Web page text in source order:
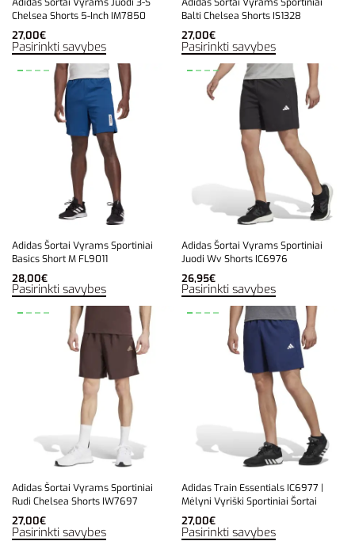
Adidas Šortai Vyrams Juodi 3-S
Chelsea Shorts 5-Inch IM7850
27,00€
Pasirinkti savybes
Adidas Šortai Vyrams Sportiniai
Balti Chelsea Shorts IS1328
27,00€
Pasirinkti savybes
Adidas Šortai Vyrams Sportiniai
Basics Short M FL9011
28,00€
Pasirinkti savybes
Adidas Šortai Vyrams Sportiniai
Juodi Wv Shorts IC6976
26,95€
Pasirinkti savybes
Adidas Šortai Vyrams Sportiniai
Rudi Chelsea Shorts IW7697
27,00€
Pasirinkti savybes
Adidas Train Essentials IC6977 |
Mėlyni Vyriški Sportiniai Šortai
27,00€
Pasirinkti savybes